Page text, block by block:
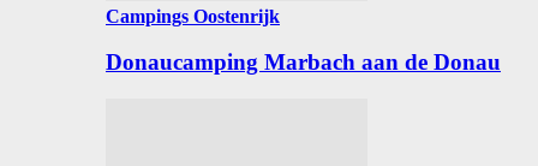
Campings Oostenrijk
Donaucamping Marbach aan de Donau